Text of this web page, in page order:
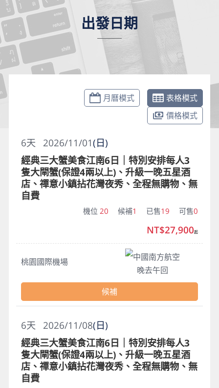
出發日期
月曆模式
表格模式
價格模式
2026/11/01(日)
6天
經典三大蟹美食江南6日｜特別安排每人3
隻大閘蟹(保證4兩以上)、升級一晚五星酒
店、禪意小鎮拈花灣夜秀、全程無購物、無
自費
機位 20 候補1 已售19 可售0
桃園國際機場
中國南方航空
晚去午回
NT$27,900起
候補
2026/11/08(日)
6天
經典三大蟹美食江南6日｜特別安排每人3
隻大閘蟹(保證4兩以上)、升級一晚五星酒
店、禪意小鎮拈花灣夜秀、全程無購物、無
自費